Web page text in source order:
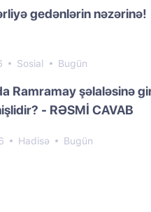
gedənlərin nəzərinə!
Sosial Bugün
Ramramay şəlaləsinə
- RƏSMİ CAVAB
Hadisə Bugün